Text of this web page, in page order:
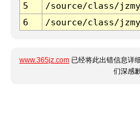
5
/source/class/
6
/source/class/
www.365jz.com 已经将此出错信息详
们深感